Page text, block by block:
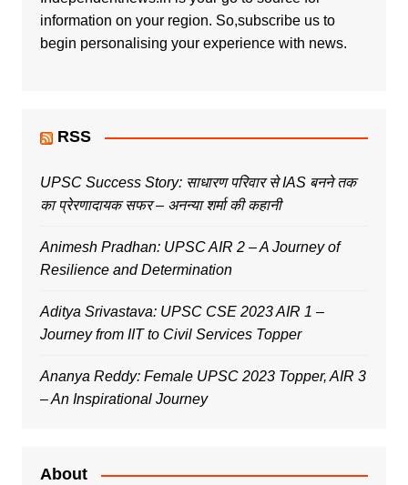
information on your region. So,subscribe us to
begin personalising your experience with news.
RSS
UPSC Success Story: साधारण परिवार से IAS बनने तक
का प्रेरणादायक सफर – अनन्या शर्मा की कहानी
Animesh Pradhan: UPSC AIR 2 – A Journey of
Resilience and Determination
Aditya Srivastava: UPSC CSE 2023 AIR 1 –
Journey from IIT to Civil Services Topper
Ananya Reddy: Female UPSC 2023 Topper, AIR 3
– An Inspirational Journey
About